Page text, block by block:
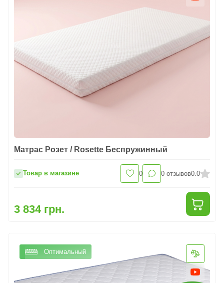
Матрас Розет / Rosette Беспружинный
Товар в магазине 0 0отзывов0.0
3 834 грн.
Оптимальный